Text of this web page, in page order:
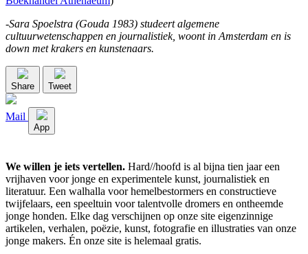
-Sara Spoelstra (Gouda 1983) studeert algemene
cultuurwetenschappen en journalistiek, woont in Amsterdam en is
down met krakers en kunstenaars.
Share Tweet
Mail
App
We willen je iets vertellen. Hard//hoofd is al bijna tien jaar een
vrijhaven voor jonge en experimentele kunst, journalistiek en
literatuur. Een walhalla voor hemelbestormers en constructieve
twijfelaars, een speeltuin voor talentvolle dromers en ontheemde
jonge honden. Elke dag verschijnen op onze site eigenzinnige
artikelen, verhalen, poëzie, kunst, fotografie en illustraties van onze
jonge makers. Én onze site is helemaal gratis.